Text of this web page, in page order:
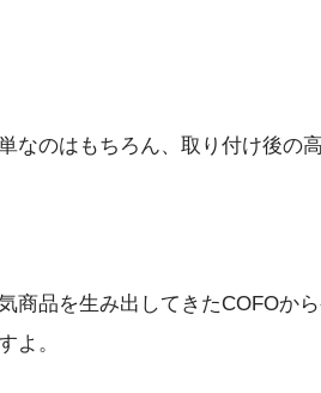
なのはもちろん、取り付け後の
商品を生み出してきたCOFOか
よ。